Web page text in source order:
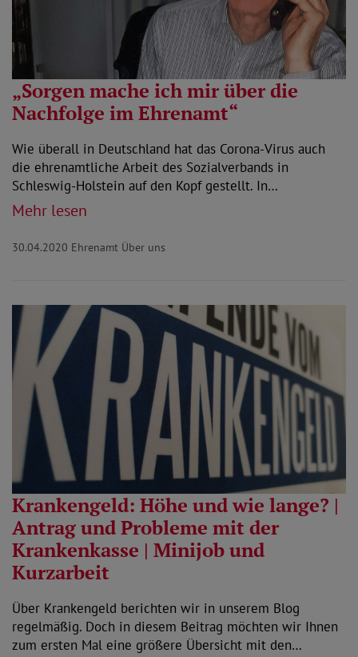
„Sorgen mache ich mir über die
Nachfolge im Ehrenamt“
Wie überall in Deutschland hat das Corona-Virus auch
die ehrenamtliche Arbeit des Sozialverbands in
Schleswig-Holstein auf den Kopf gestellt. In…
Mehr lesen
30.04.2020 Ehrenamt Über uns
Krankengeld: Höhe und wie lange? |
Antrag und Probleme mit der
Krankenkasse | Minijob und
Kurzarbeit
Über Krankengeld berichten wir in unserem Blog
regelmäßig. Doch in diesem Beitrag möchten wir Ihnen
zum ersten Mal eine größere Übersicht mit den…